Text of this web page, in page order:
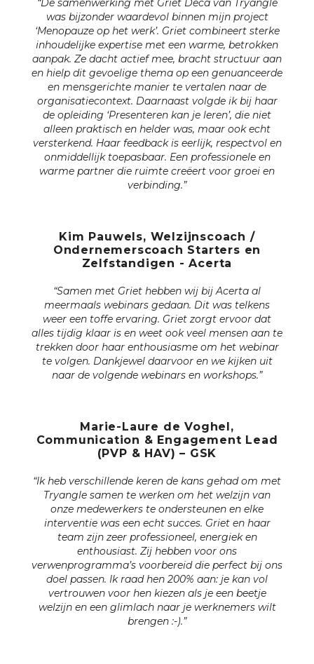
“De samenwerking met Griet Deca van Tryangle
was bijzonder waardevol binnen mijn project
‘Menopauze op het werk’. Griet combineert sterke
inhoudelijke expertise met een warme, betrokken
aanpak. Ze dacht actief mee, bracht structuur aan
en hielp dit gevoelige thema op een genuanceerde
en mensgerichte manier te vertalen naar de
organisatiecontext. Daarnaast volgde ik bij haar
de opleiding ‘Presenteren kan je leren’, die niet
alleen praktisch en helder was, maar ook echt
versterkend. Haar feedback is eerlijk, respectvol en
onmiddellijk toepasbaar. Een professionele en
warme partner die ruimte creëert voor groei en
verbinding.”
Kim Pauwels, Welzijnscoach /
Ondernemerscoach Starters en
Zelfstandigen - Acerta
“Samen met Griet hebben wij bij Acerta al
meermaals webinars gedaan. Dit was telkens
weer een toffe ervaring. Griet zorgt ervoor dat
alles tijdig klaar is en weet ook veel mensen aan te
trekken door haar enthousiasme om het webinar
te volgen. Dankjewel daarvoor en we kijken uit
naar de volgende webinars en workshops.”
Marie-Laure de Voghel,
Communication & Engagement Lead
(PVP & HAV) – GSK
“Ik heb verschillende keren de kans gehad om met
Tryangle samen te werken om het welzijn van
onze medewerkers te ondersteunen en elke
interventie was een echt succes. Griet en haar
team zijn zeer professioneel, energiek en
enthousiast. Zij hebben voor ons
verwenprogramma’s voorbereid die perfect bij ons
doel passen. Ik raad hen 200% aan: je kan vol
vertrouwen voor hen kiezen als je een beetje
welzijn en een glimlach naar je werknemers wilt
brengen :-).”